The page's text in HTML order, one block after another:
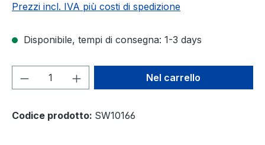
Prezzi incl. IVA più costi di spedizione
Disponibile, tempi di consegna: 1-3 days
Quantità del prodotto: inserisci la
Nel carrello
Codice prodotto: SW10166